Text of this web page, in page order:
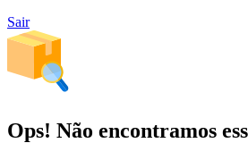
Sair
Ops! Não encontramos